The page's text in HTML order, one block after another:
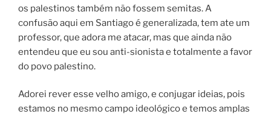
os palestinos também não fossem semitas. A
confusão aqui em Santiago é generalizada, tem ate um
professor, que adora me atacar, mas que ainda não
entendeu que eu sou anti-sionista e totalmente a favor
do povo palestino.
Adorei rever esse velho amigo, e conjugar ideias, pois
estamos no mesmo campo ideológico e temos amplas